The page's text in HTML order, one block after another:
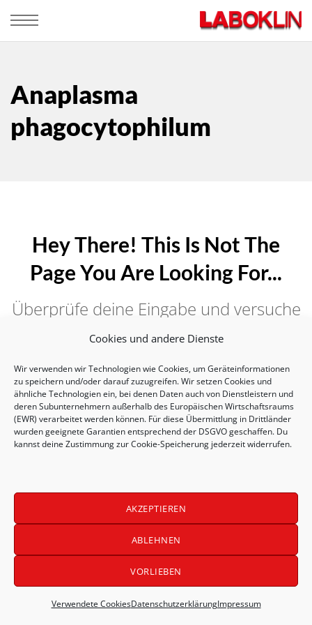
Cookies und andere Dienste
Wir verwenden wir Technologien wie Cookies, um Geräteinformationen
zu speichern und/oder darauf zuzugreifen. Wir setzen Cookies und
ähnliche Technologien ein, bei denen Daten auch von Dienstleistern und
deren Subunternehmern außerhalb des Europäischen Wirtschaftsraums
(EWR) verarbeitet werden können. Für diese Übermittlung in Drittländer
wurden geeignete Garantien entsprechend der DSGVO geschaffen. Du
kannst deine Zustimmung zur Cookie-Speicherung jederzeit widerrufen.
AKZEPTIEREN
ABLEHNEN
VORLIEBEN
Verwendete CookiesDatenschutzerklärungImpressum
Anaplasma
phagocytophilum
Hey There! This Is Not The
Page You Are Looking For...
Überprüfe deine Eingabe und versuche
es erneut.
Verwendete Cookies